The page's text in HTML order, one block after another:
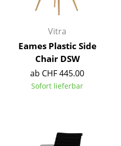
Beistell- & Rollcontainer
Barmöbel
Garderoben
Kleinaufbewahrung
Einzelteile
Vitra
Eames Plastic Side
Chair DSW
ab CHF 445.00
Sofort lieferbar